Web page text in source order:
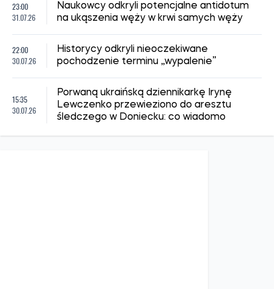
23:00
31.07.26
Naukowcy odkryli potencjalne antidotum
na ukąszenia węży w krwi samych węży
22:00
30.07.26
Historycy odkryli nieoczekiwane
pochodzenie terminu „wypalenie”
15:35
30.07.26
Porwaną ukraińską dziennikarkę Irynę
Lewczenko przewieziono do aresztu
śledczego w Doniecku: co wiadomo